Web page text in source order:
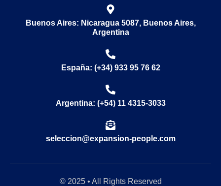
Buenos Aires: Nicaragua 5087, Buenos Aires,
Argentina
España: (+34) 933 95 76 62
Argentina: (+54) 11 4315-3033
seleccion@expansion-people.com
© 2025 • All Rights Reserved